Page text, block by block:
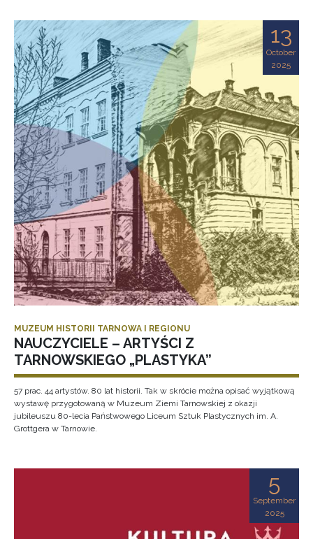
13
October
2025
MUZEUM HISTORII TARNOWA I REGIONU
NAUCZYCIELE – ARTYŚCI Z
TARNOWSKIEGO „PLASTYKA”
57 prac. 44 artystów. 80 lat historii. Tak w skrócie można opisać wyjątkową
wystawę przygotowaną w Muzeum Ziemi Tarnowskiej z okazji
jubileuszu 80-lecia Państwowego Liceum Sztuk Plastycznych im. A.
Grottgera w Tarnowie.
5
September
2025